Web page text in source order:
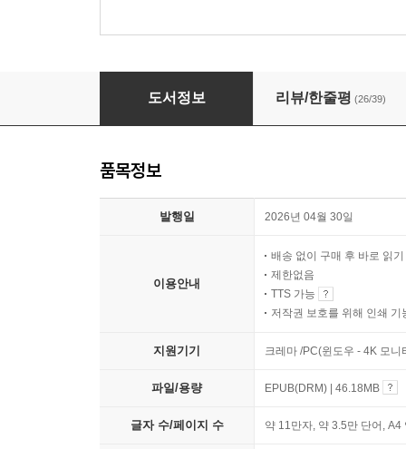
백지 앞에서
도서정보 리뷰/한줄평 (26/39)
품목정보
발행일 2026년 04월 30일
이용안내
배송 없이 구매 후 바로 읽기
제한없음
TTS 가능
저작권 보호를 위해 인쇄 기
지원기기 크레마 /PC(윈도우 - 4K 모
파일/용량 EPUB(DRM) | 46.18MB
글자 수/페이지 수 약 11만자, 약 3.5만 단어,